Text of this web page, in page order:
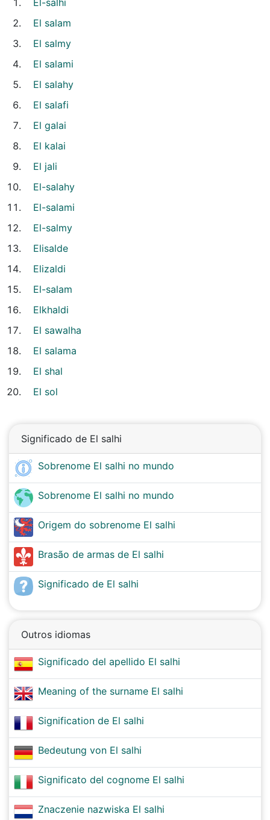
El-salhi
El salam
El salmy
El salami
El salahy
El salafi
El galai
El kalai
El jali
El-salahy
El-salami
El-salmy
Elisalde
Elizaldi
El-salam
Elkhaldi
El sawalha
El salama
El shal
El sol
Significado de El salhi
Sobrenome El salhi no mundo
Sobrenome El salhi no mundo
Origem do sobrenome El salhi
Brasão de armas de El salhi
Significado de El salhi
Outros idiomas
Significado del apellido El salhi
Meaning of the surname El salhi
Signification de El salhi
Bedeutung von El salhi
Significato del cognome El salhi
Znaczenie nazwiska El salhi